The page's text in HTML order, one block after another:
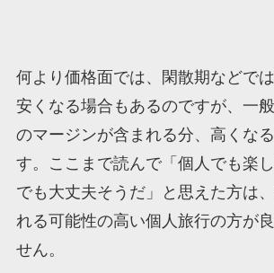
何より価格面では、閑散期などで
安くなる場合もあるのですが、一
のマージンが含まれる分、高くな
す。ここまで読んで「個人でも楽
でも大丈夫そうだ」と思えた方は
れる可能性の高い個人旅行の方が
せん。